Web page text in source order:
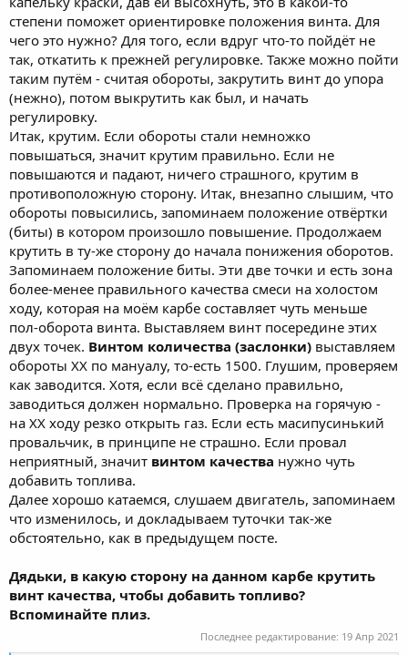
степени поможет ориентировке положения винта. Для
чего это нужно? Для того, если вдруг что-то пойдёт не
так, откатить к прежней регулировке. Также можно пойти
таким путём - считая обороты, закрутить винт до упора
(нежно), потом выкрутить как был, и начать
регулировку.
Итак, крутим. Если обороты стали немножко
повышаться, значит крутим правильно. Если не
повышаются и падают, ничего страшного, крутим в
противоположную сторону. Итак, внезапно слышим, что
обороты повысились, запоминаем положение отвёртки
(биты) в котором произошло повышение. Продолжаем
крутить в ту-же сторону до начала понижения оборотов.
Запоминаем положение биты. Эти две точки и есть зона
более-менее правильного качества смеси на холостом
ходу, которая на моём карбе составляет чуть меньше
пол-оборота винта. Выставляем винт посередине этих
двух точек. Винтом количества (заслонки) выставляем
обороты ХХ по мануалу, то-есть 1500. Глушим, проверяем
как заводится. Хотя, если всё сделано правильно,
заводиться должен нормально. Проверка на горячую -
на ХХ ходу резко открыть газ. Если есть масипусинький
провальчик, в принципе не страшно. Если провал
неприятный, значит винтом качества нужно чуть
добавить топлива.
Далее хорошо катаемся, слушаем двигатель, запоминаем
что изменилось, и докладываем туточки так-же
обстоятельно, как в предыдущем посте.
Дядьки, в какую сторону на данном карбе крутить
винт качества, чтобы добавить топливо?
Вспоминайте плиз.
Последнее редактирование: 19 Апр 2021